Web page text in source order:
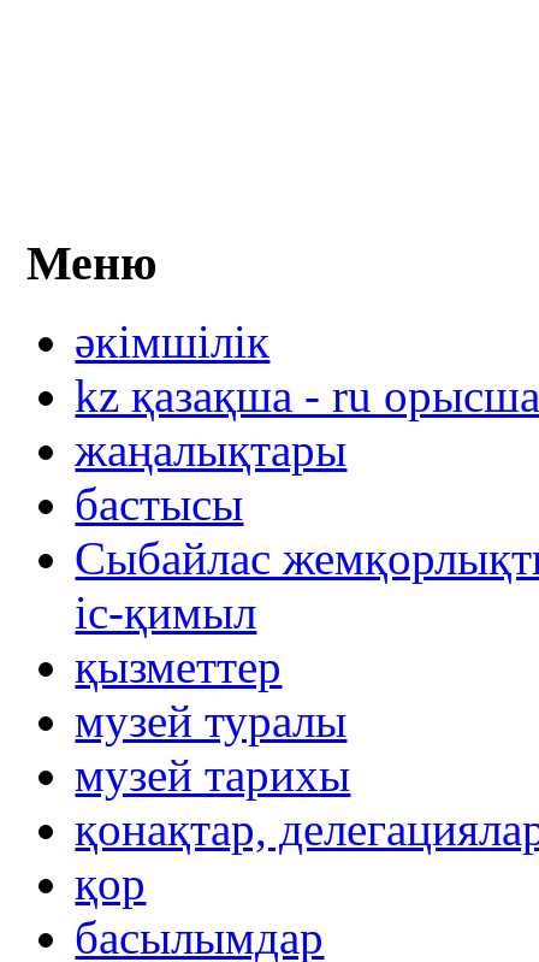
Меню
әкімшілік
kz қазақша - ru
жаңалықтары
бастысы
Сыбайлас
іс-қимыл
қызметтер
музей туралы
музей тарихы
қонақтар,
қор
басылымдар